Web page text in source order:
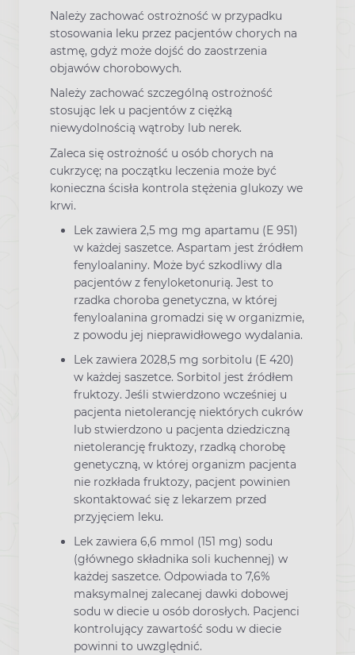
Należy zachować ostrożność w przypadku
stosowania leku przez pacjentów chorych na
astmę, gdyż może dojść do zaostrzenia
objawów chorobowych.
Należy zachować szczególną ostrożność
stosując lek u pacjentów z ciężką
niewydolnością wątroby lub nerek.
Zaleca się ostrożność u osób chorych na
cukrzycę; na początku leczenia może być
konieczna ścisła kontrola stężenia glukozy we
krwi.
Lek zawiera 2,5 mg mg apartamu (E 951)
w każdej saszetce. Aspartam jest źródłem
fenyloalaniny. Może być szkodliwy dla
pacjentów z fenyloketonurią. Jest to
rzadka choroba genetyczna, w której
fenyloalanina gromadzi się w organizmie,
z powodu jej nieprawidłowego wydalania.
Lek zawiera 2028,5 mg sorbitolu (E 420)
w każdej saszetce. Sorbitol jest źródłem
fruktozy. Jeśli stwierdzono wcześniej u
pacjenta nietolerancję niektórych cukrów
lub stwierdzono u pacjenta dziedziczną
nietolerancję fruktozy, rzadką chorobę
genetyczną, w której organizm pacjenta
nie rozkłada fruktozy, pacjent powinien
skontaktować się z lekarzem przed
przyjęciem leku.
Lek zawiera 6,6 mmol (151 mg) sodu
(głównego składnika soli kuchennej) w
każdej saszetce. Odpowiada to 7,6%
maksymalnej zalecanej dawki dobowej
sodu w diecie u osób dorosłych. Pacjenci
kontrolujący zawartość sodu w diecie
powinni to uwzględnić.